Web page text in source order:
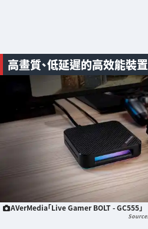
高畫質、低延遲的高效能裝置
AVerMedia「Live Gamer BOLT - GC555」